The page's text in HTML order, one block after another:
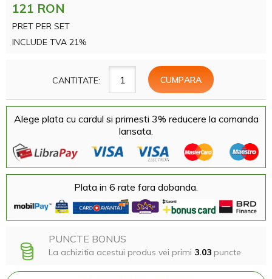
121 RON
PRET PER SET
INCLUDE TVA 21%
CANTITATE:
Alege plata cu cardul si primesti 3% reducere la comanda
lansata.
Plata in 6 rate fara dobanda.
PUNCTE BONUS
La achizitia acestui produs vei primi 3.03 puncte